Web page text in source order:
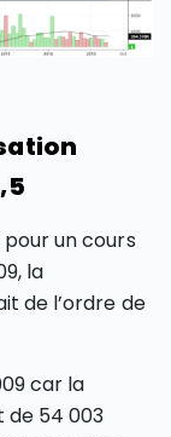
un cours
la
de l’ordre de
car la
de 54 003